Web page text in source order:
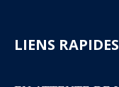
LIENS RAPIDES